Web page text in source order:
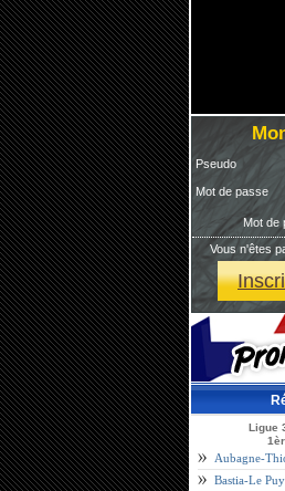
Pseudo
Mot de passe
Mot de
Vous n'êtes
Ligue
Aubagne-
Bastia-Le Puy